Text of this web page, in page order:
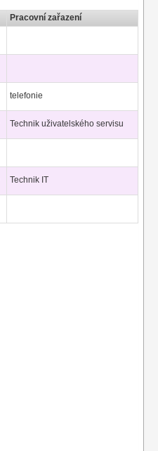
Pracovní zařazení
telefonie
Technik uživatelského servisu
Technik IT